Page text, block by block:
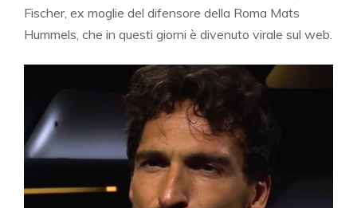
Fischer, ex moglie del difensore della Roma Mats
Hummels, che in questi giorni è divenuto virale sul web.